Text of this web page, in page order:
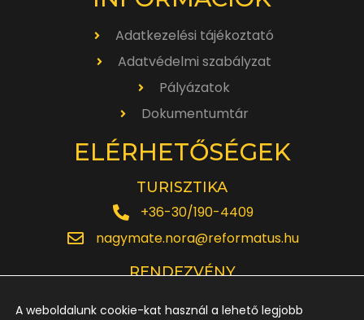
Adatkezelési tájékoztató
Adatvédelmi szabályzat
Pályázatok
Dokumentumtár
ELÉRHETŐSÉGEK
TURISZTIKA
+36-30/190-4409
nagymate.nora@reformatus.hu
RENDEZVÉNY
A weboldalunk cookie-kat használ a lehető legjobb